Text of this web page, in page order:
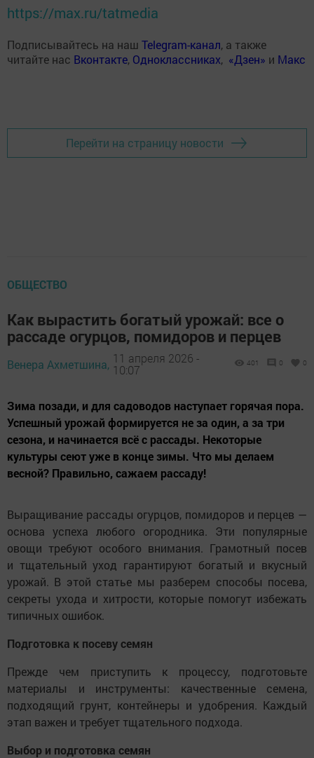
https://max.ru/tatmedia
Подписывайтесь на наш Telegram-канал, а также
читайте нас Вконтакте, Одноклассниках, «Дзен» и Макс
Перейти на страницу новости
ОБЩЕСТВО
Как вырастить богатый урожай: все о
рассаде огурцов, помидоров и перцев
Венера Ахметшина, 11 апреля 2026 -
10:07
401 0 0
Зима позади, и для садоводов наступает горячая пора.
Успешный урожай формируется не за один, а за три
сезона, и начинается всё с рассады. Некоторые
культуры сеют уже в конце зимы. Что мы делаем
весной? Правильно, сажаем рассаду!
Выращивание рассады огурцов, помидоров и перцев —
основа успеха любого огородника. Эти популярные
овощи требуют особого внимания. Грамотный посев
и тщательный уход гарантируют богатый и вкусный
урожай. В этой статье мы разберем способы посева,
секреты ухода и хитрости, которые помогут избежать
типичных ошибок.
Подготовка к посеву семян
Прежде чем приступить к процессу, подготовьте
материалы и инструменты: качественные семена,
подходящий грунт, контейнеры и удобрения. Каждый
этап важен и требует тщательного подхода.
Выбор и подготовка семян